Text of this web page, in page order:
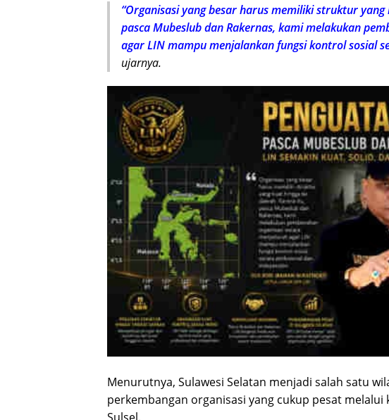
“Organisasi yang besar harus memiliki struktur
pasca Mubeslub dan Rakernas, kami melakukan
agar LIN mampu menjalankan fungsi kontrol sosial
ujarnya.
Menurutnya, Sulawesi Selatan menjadi salah satu
perkembangan organisasi yang cukup pesat melalui